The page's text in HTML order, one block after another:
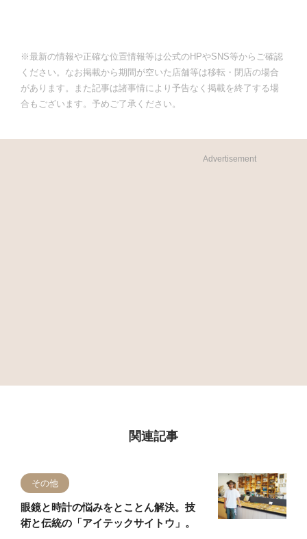
※最新の情報や正確な位置情報等は公式のHPやSNS等からご確認
ください。なお掲載から期間が空いた店舗等は移転・閉店の場合
があります。また記事は諸事情により予告なく掲載を終了する場
合もございます。予めご了承ください。
Advertisement
関連記事
その他
眼鏡と時計の悩みをとことん解決。技
術と伝統の「アイテックサイトウ」。